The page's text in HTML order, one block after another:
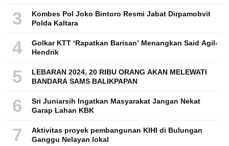
3
Kombes Pol Joko Bintoro Resmi Jabat Dirpamobvit
Polda Kaltara
4
Golkar KTT ‘Rapatkan Barisan’ Menangkan Said Agil-
Hendrik
5
LEBARAN 2024, 20 RIBU ORANG AKAN MELEWATI
BANDARA SAMS BALIKPAPAN
6
Sri Juniarsih Ingatkan Masyarakat Jangan Nekat
Garap Lahan KBK
7
Aktivitas proyek pembangunan KIHI di Bulungan
Ganggu Nelayan lokal